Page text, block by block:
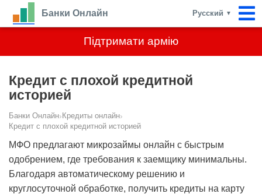
Підтримати армію
Банки Онлайн Русский ▼
Кредит с плохой кредитной
историей
Банки Онлайн› Кредиты онлайн›
Кредит с плохой кредитной историей
МФО предлагают микрозаймы онлайн с быстрым
одобрением, где требования к заемщику минимальны.
Благодаря автоматическому решению и
круглосуточной обработке, получить кредиты на карту